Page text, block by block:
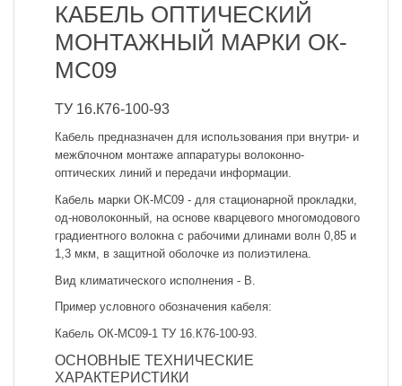
КАБЕЛЬ ОПТИЧЕСКИЙ
МОНТАЖНЫЙ МАРКИ ОК-
МС09
ТУ 16.К76-100-93
Кабель предназначен для использования при внутри- и
межблочном монтаже аппаратуры волоконно-
оптических линий и передачи информации.
Кабель марки ОК-МС09 - для стационарной прокладки,
од-новолоконный, на основе кварцевого многомодового
градиентного волокна с рабочими длинами волн 0,85 и
1,3 мкм, в защитной оболочке из полиэтилена.
Вид климатического исполнения - В.
Пример условного обозначения кабеля:
Кабель ОК-МС09-1 ТУ 16.К76-100-93.
ОСНОВНЫЕ ТЕХНИЧЕСКИЕ
ХАРАКТЕРИСТИКИ